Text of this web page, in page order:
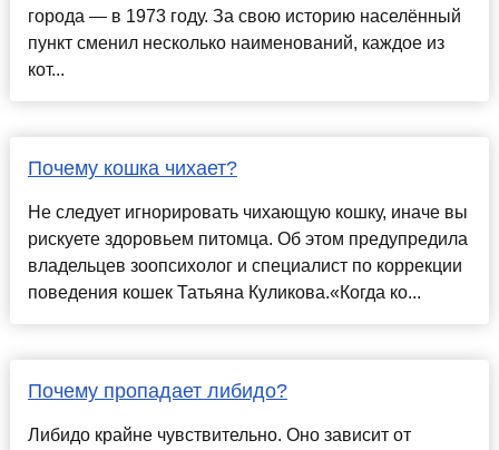
города — в 1973 году. За свою историю населённый
пункт сменил несколько наименований, каждое из
кот...
Почему кошка чихает?
Не следует игнорировать чихающую кошку, иначе вы
рискуете здоровьем питомца. Об этом предупредила
владельцев зоопсихолог и специалист по коррекции
поведения кошек Татьяна Куликова.«Когда ко...
Почему пропадает либидо?
Либидо крайне чувствительно. Оно зависит от